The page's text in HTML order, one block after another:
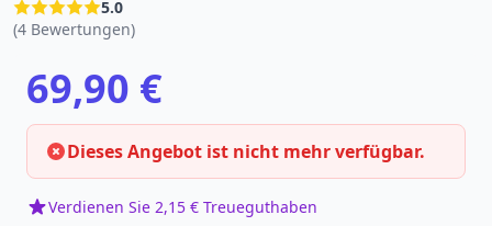
5.0
(4 Bewertungen)
69,90 €
Dieses Angebot ist nicht mehr verfügbar.
Verdienen Sie 2,15 € Treueguthaben